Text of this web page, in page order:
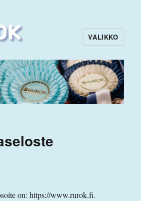
VALIKKO
on: https://www.rurok.fi.